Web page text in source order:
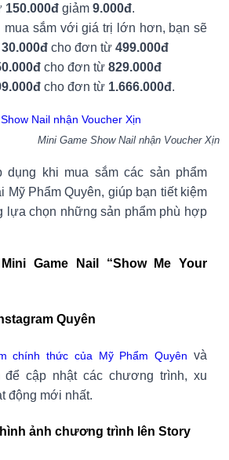
150.000đ giảm 9.000đ.
mua sắm với giá trị lớn hơn, bạn sẽ
30.000đ cho đơn từ 499.000đ
cho đơn từ 829.000đ
cho đơn từ 1.666.000đ.
Show Nail nhận Voucher Xịn
dụng khi mua sắm các sản phẩm
Mỹ Phẩm Quyên, giúp bạn tiết kiệm
lựa chọn những sản phẩm phù hợp
Game Nail “Show Me Your
Quyên
chính thức của Mỹ Phẩm Quyên và
cập nhật các chương trình, xu
động mới nhất.
ảnh chương trình lên Story